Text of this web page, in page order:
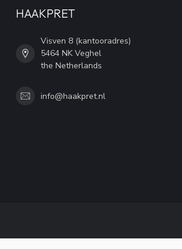
HAAKPRET
Visven 8 (kantooradres)
5464 NK Veghel
the Netherlands
info@haakpret.nl